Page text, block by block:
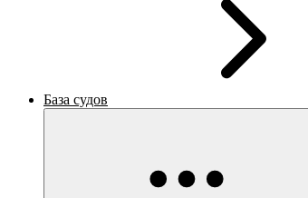
База судов